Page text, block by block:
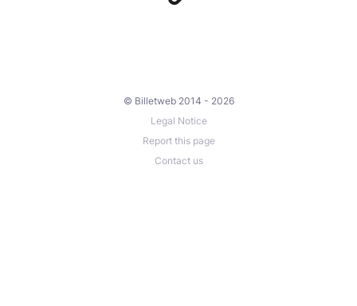
© Billetweb 2014 - 2026
Legal Notice
Report this page
Contact us